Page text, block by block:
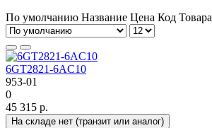
По умолчанию Название Цена Код Товара
6GT2821-6AC10
953-01
0
45 315 р.
На складе нет (транзит или аналог)